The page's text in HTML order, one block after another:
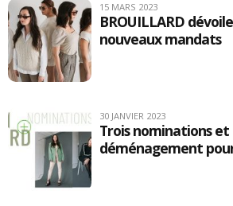
15 MARS 2023
BROUILLARD
nouveaux mandats
30 JANVIER 2023
Trois nominations et
déménagement